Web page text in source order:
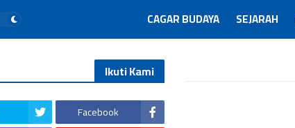
SEJARAH
CAGAR BUDAYA
Ikuti Kami
Facebook